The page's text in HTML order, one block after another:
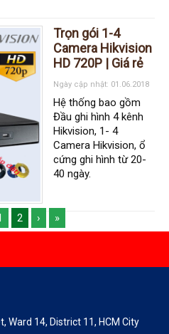
Trọn gói 1-4
Camera Hikvision
HD 720P | Giá rẻ
Ngày cập nhật: 01.06.2018
Hệ thống bao gồm
Đầu ghi hình 4 kênh
Hikvision, 1- 4
Camera Hikvision, ổ
cứng ghi hình từ 20-
40 ngày.
2 › »
14, District 11, HCM City